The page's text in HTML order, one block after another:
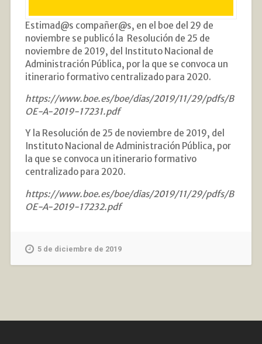
Estimad@s compañer@s, en el boe del 29 de
noviembre se publicó la Resolución de 25 de
noviembre de 2019, del Instituto Nacional de
Administración Pública, por la que se convoca un
itinerario formativo centralizado para 2020.
https://www.boe.es/boe/dias/2019/11/29/pdfs/B
OE-A-2019-17231.pdf
Y la Resolución de 25 de noviembre de 2019, del
Instituto Nacional de Administración Pública, por
la que se convoca un itinerario formativo
centralizado para 2020.
https://www.boe.es/boe/dias/2019/11/29/pdfs/B
OE-A-2019-17232.pdf
5 de diciembre de 2019